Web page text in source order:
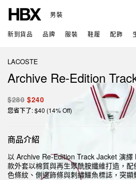
男裝
新到貨品 品牌 服裝 鞋履 配飾
LACOSTE
Archive Re-Edition
$280 $240
您省下了: $40 (14% Off)
商品介紹
以 Archive Re-Edition Track Jacket 演
款外套以棉質與再生聚酰胺纖維打造，
色條紋、側邊飾條與刺繡鱷魚標誌，突顯